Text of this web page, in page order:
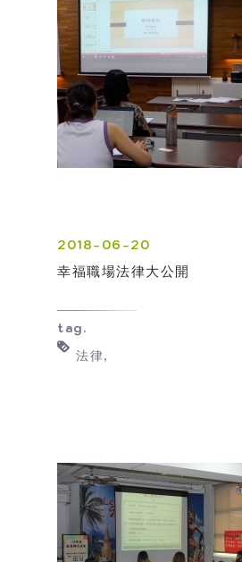
2018-06-20
幸福職場法律大公開
tag.
法律